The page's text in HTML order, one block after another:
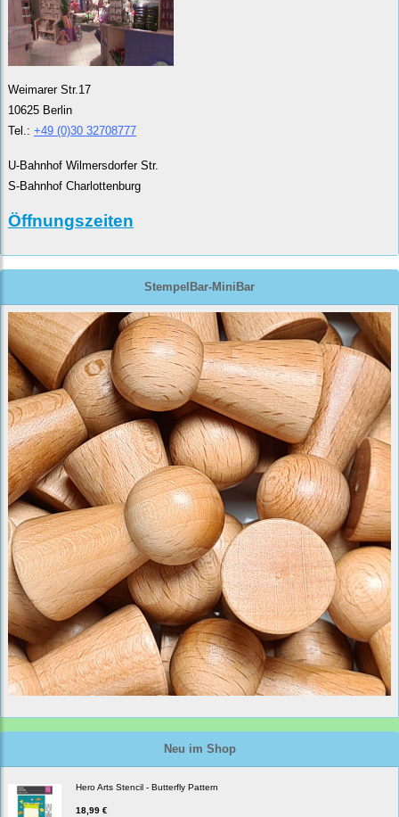
Weimarer Str.17
10625 Berlin
Tel.: +49 (0)30 32708777
U-Bahnhof Wilmersdorfer Str.
S-Bahnhof Charlottenburg
Öffnungszeiten
StempelBar-MiniBar
Neu im Shop
Hero Arts Stencil - Butterfly Pattern
18,99 €